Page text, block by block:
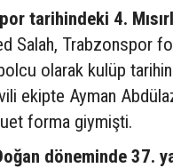
tarihindeki 4.
Salah, Trabzonspor
olarak kulüp
ekipte Ayman
forma giymişti.
döneminde 37.